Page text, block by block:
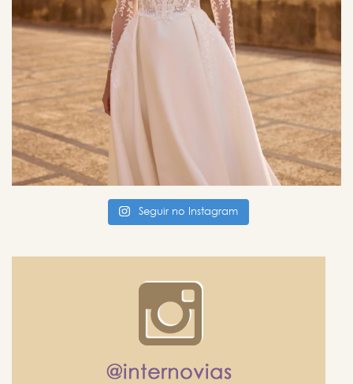
Seguir no Instagram